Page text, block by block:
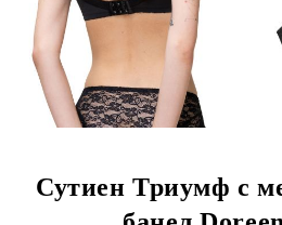
Сутиен Триумф с